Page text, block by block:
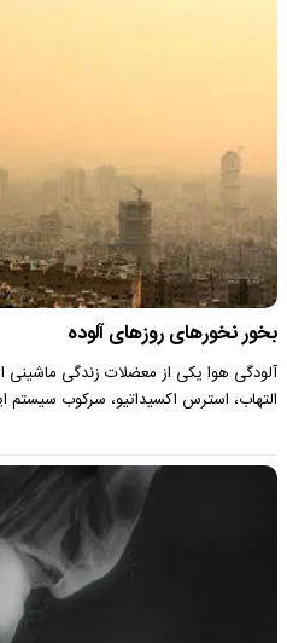
بخور نخورهای روزهای آلوده
آلودگی هوا یکی از معضلات زندگی ماشینی
التهاب، استرس اکسیداتیو، سرکوب سیستم